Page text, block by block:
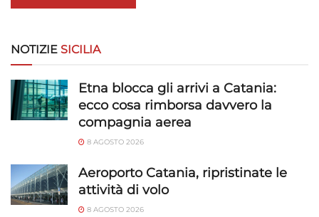
Garantire la sicurezza, prevenire e
rilevare frodi, correggere errori, Erogare
e presentare pubblicità e contenuto,
Salvare e comunicare le scelte sulla
Sempre attivo
NOTIZIE SICILIA
Etna blocca gli arrivi a Catania:
ecco cosa rimborsa davvero la
compagnia aerea
8 AGOSTO 2026
Aeroporto Catania, ripristinate le
attività di volo
8 AGOSTO 2026